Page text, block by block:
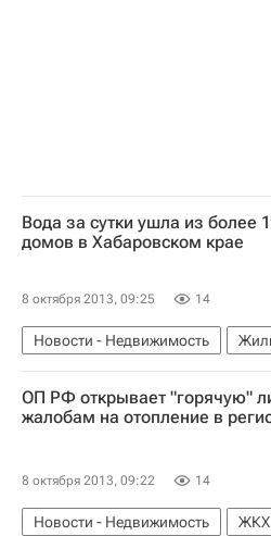
Вода за сутки ушла из более
домов в Хабаровском крае
8 октября 2013, 09:25 14
Новости - Недвижимость
Хабаровский край
ЧС
Паводок на Дальнем Востоке-
ОП РФ открывает "горячую"
жалобам на отопление в
8 октября 2013, 09:22 14
Новости - Недвижимость
ЖКХ